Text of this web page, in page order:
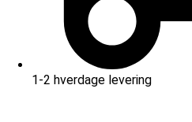
1-2 hverdage levering